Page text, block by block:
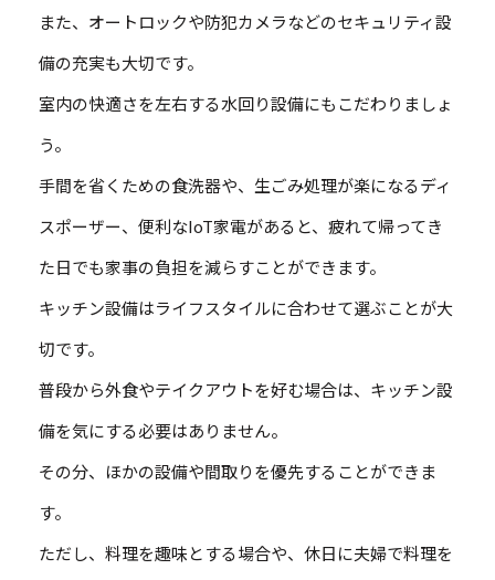
また、オートロックや防犯カメラなどのセキュリティ設
備の充実も大切です。
室内の快適さを左右する水回り設備にもこだわりましょ
う。
手間を省くための食洗器や、生ごみ処理が楽になるディ
スポーザー、便利なIoT家電があると、疲れて帰ってき
た日でも家事の負担を減らすことができます。
キッチン設備はライフスタイルに合わせて選ぶことが大
切です。
普段から外食やテイクアウトを好む場合は、キッチン設
備を気にする必要はありません。
その分、ほかの設備や間取りを優先することができま
す。
ただし、料理を趣味とする場合や、休日に夫婦で料理を